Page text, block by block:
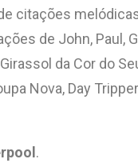
citações
de John, Paul,
da Cor do
Nova, Day
.